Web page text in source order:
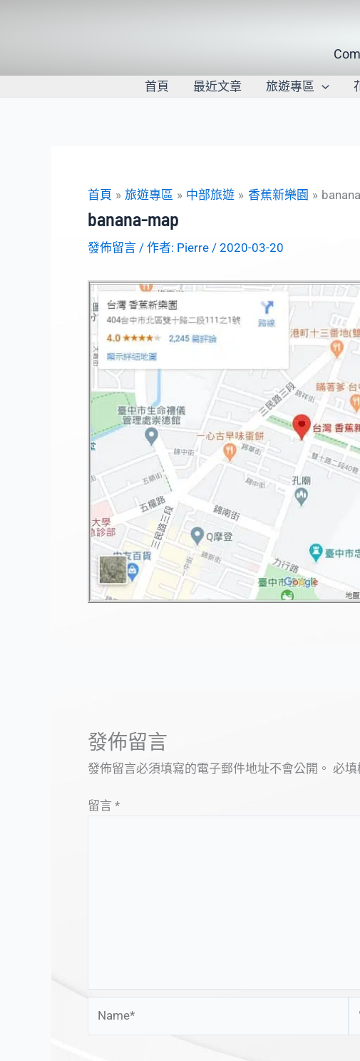
首頁 最近文章 旅遊專區
首頁 旅遊專區 中部旅遊 香蕉新樂園
banana-map
發佈留言 / 作者: Pierre / 2020-03-20
發佈留言
發佈留言必須填寫的電子郵件地址不會公開。 必填
留言 *